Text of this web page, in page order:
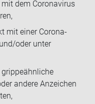
dem Coronavirus
mit einer Corona-
oder unter
andere Anzeichen